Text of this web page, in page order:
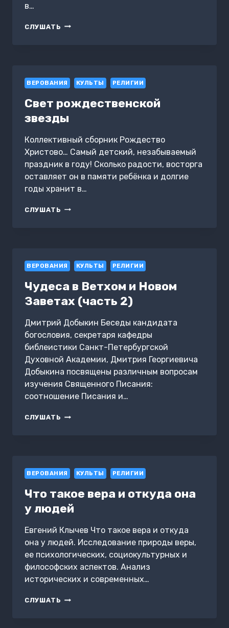
в…
СЛУШАТЬ ГОСУДАРСТВЕННАЯ
ВЕРОВАНИЯ КУЛЬТЫ РЕЛИГИИ
Свет рождественской
звезды
Коллективный сборник Рождество
Христово… Самый детский, незабываемый
праздник в году! Сколько радости, восторга
оставляет он в памяти ребёнка и долгие
годы хранит в…
СЛУШАТЬ СВЕТ
ВЕРОВАНИЯ КУЛЬТЫ РЕЛИГИИ
Чудеса в Ветхом и Новом
Заветах (часть 2)
Дмитрий Добыкин Беседы кандидата
богословия, секретаря кафедры
библеистики Санкт-Петербургской
Духовной Академии, Дмитрия Георгиевича
Добыкина посвящены различным вопросам
изучения Священного Писания:
соотношение Писания и…
СЛУШАТЬ ЧУДЕСА
(ЧАСТЬ
ВЕРОВАНИЯ КУЛЬТЫ РЕЛИГИИ
Что такое вера и откуда она
у людей
Евгений Клычев Что такое вера и откуда
она у людей. Исследование природы веры,
ее психологических, социокультурных и
философских аспектов. Анализ
исторических и современных…
СЛУШАТЬ ЧТО